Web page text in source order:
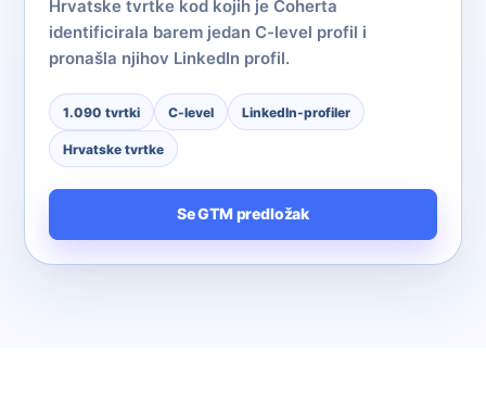
Hrvatske tvrtke kod kojih je Coherta
identificirala barem jedan C-level profil i
pronašla njihov LinkedIn profil.
1.090 tvrtki C-level LinkedIn-profiler
Hrvatske tvrtke
Se GTM predložak